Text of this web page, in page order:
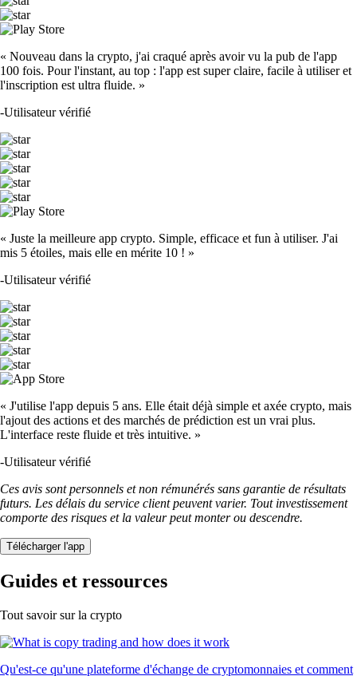
« Nouveau dans la crypto, j'ai craqué après avoir vu la pub de l'app
100 fois. Pour l'instant, au top : l'app est super claire, facile à utiliser et
l'inscription est ultra fluide. »
-Utilisateur vérifié
« Juste la meilleure app crypto. Simple, efficace et fun à utiliser. J'ai
mis 5 étoiles, mais elle en mérite 10 ! »
-Utilisateur vérifié
« J'utilise l'app depuis 5 ans. Elle était déjà simple et axée crypto, mais
l'ajout des actions et des marchés de prédiction est un vrai plus.
L'interface reste fluide et très intuitive. »
-Utilisateur vérifié
Ces avis sont personnels et non rémunérés sans garantie de résultats
futurs. Les délais du service client peuvent varier. Tout investissement
comporte des risques et la valeur peut monter ou descendre.
Télécharger l'app
Guides et ressources
Tout savoir sur la crypto
Qu'est-ce qu'une plateforme d'échange de cryptomonnaies et comment